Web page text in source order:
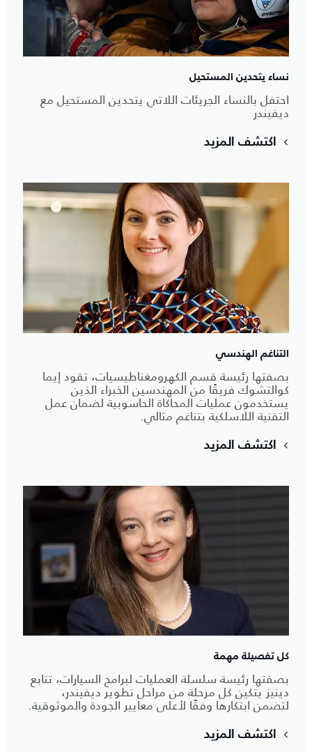
نساء يتحدين المستحيل
احتفل بالنساء الجريئات اللاتي يتحدين المستحيل مع
ديفيندر
اكتشف المزيد
التناغم الهندسي
بصفتها رئيسة قسم الكهرومغناطيسيات، تقود إيما
كوالتشوك فريقًا من المهندسين الخبراء الذين
يستخدمون عمليات المحاكاة الحاسوبية لضمان عمل
التقنية اللاسلكية بتناغم مثالي.
اكتشف المزيد
كل تفصيلة مهمة
بصفتها رئيسة سلسلة العمليات لبرامج السيارات، تتابع
دينيز يتكين كل مرحلة من مراحل تطوير ديفيندر،
لتضمن ابتكارها وفقًا لأعلى معايير الجودة والموثوقية.
اكتشف المزيد